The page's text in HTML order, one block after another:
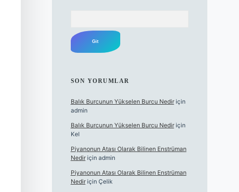
SON YORUMLAR
Balık Burcunun Yükselen Burcu Nediriçin
admin
Balık Burcunun Yükselen Burcu Nediriçin
Kel
Piyanonun Atası Olarak Bilinen Enstrüman
Nediriçin admin
Piyanonun Atası Olarak Bilinen Enstrüman
Nediriçin Çelik